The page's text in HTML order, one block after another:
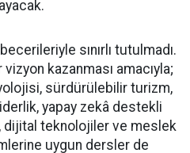
sınırlı tutulmadı.
kazanması amacıyla;
sürdürülebilir turizm,
yapay zekâ destekli
dijital teknolojiler ve meslek
uygun dersler de